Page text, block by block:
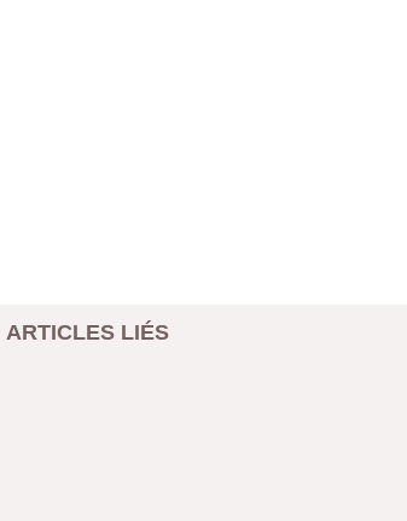
ARTICLES LIÉS